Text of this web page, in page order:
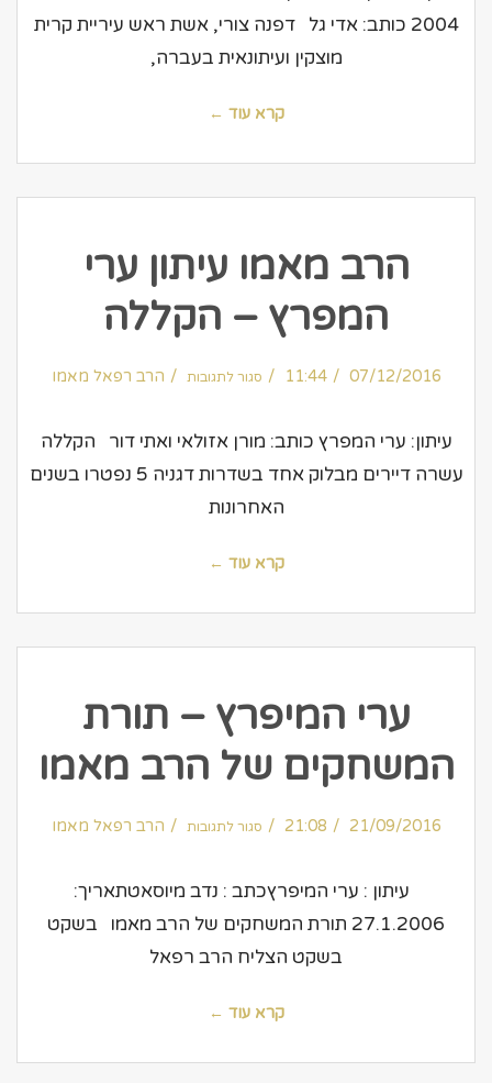
2004 כותב: אדי גל דפנה צורי, אשת ראש עיריית קרית
מוצקין ועיתונאית בעברה,
קרא עוד ←
הרב מאמו עיתון ערי
המפרץ – הקללה
07/12/2016
11:44 סגור לתגובות הרב
מאמו
הקללה
הרב רפאל מאמו
עיתון: ערי המפרץ כותב: מורן אזולאי ואתי דור הקללה
עשרה דיירים מבלוק אחד בשדרות דגניה 5 נפטרו בשנים
האחרונות
קרא עוד ←
ערי המיפרץ – תורת
המשחקים של הרב מאמו
21/09/2016
21:08 סגור לתגובות ערי
המיפרץ
הרב
מאמו
הרב רפאל מאמו
עיתון : ערי המיפרץכתב : נדב מיוסאטתאריך:
27.1.2006 תורת המשחקים של הרב מאמו בשקט
בשקט הצליח הרב רפאל
קרא עוד ←